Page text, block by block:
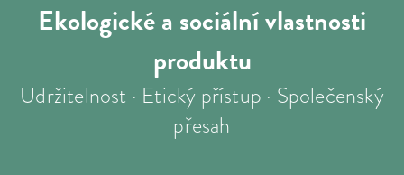
Ekologické a sociálnívlastnosti
produktu
Udržitelnost · Etický přístup · Společenský
přesah